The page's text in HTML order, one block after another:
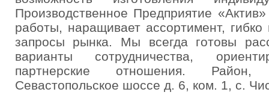
Производственное Предприятие
работы, наращивает ассортимент,
запросы рынка. Мы всегда готовы
варианты сотрудничества,
партнерские отношения.
Севастопольское шоссе д. 6, ком. 1, с.